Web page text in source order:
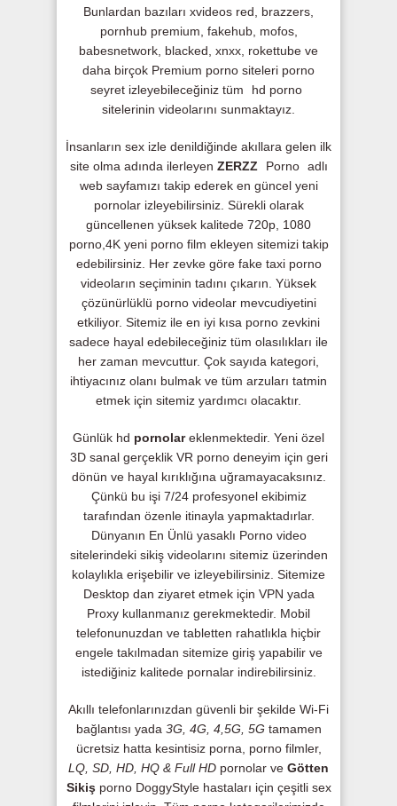
Bunlardan bazıları xvideos red, brazzers,
pornhub premium, fakehub, mofos,
babesnetwork, blacked, xnxx, rokettube ve
daha birçok Premium porno siteleri porno
seyret izleyebileceğiniz tüm
hd porno
sitelerinin videolarını sunmaktayız.
İnsanların sex izle denildiğinde akıllara gelen ilk
site olma adında ilerleyen ZERZZ Porno adlı
web sayfamızı takip ederek en güncel yeni
pornolar izleyebilirsiniz. Sürekli olarak
güncellenen yüksek kalitede 720p, 1080
porno,4K yeni porno film ekleyen sitemizi takip
edebilirsiniz. Her zevke göre fake taxi porno
videoların seçiminin tadını çıkarın. Yüksek
çözünürlüklü porno videolar mevcudiyetini
etkiliyor. Sitemiz ile en iyi kısa porno zevkini
sadece hayal edebileceğiniz tüm olasılıkları ile
her zaman mevcuttur. Çok sayıda kategori,
ihtiyacınız olanı bulmak ve tüm arzuları tatmin
etmek için sitemiz yardımcı olacaktır.
Günlük hd pornolareklenmektedir. Yeni özel
3D sanal gerçeklik VR porno deneyim için geri
dönün ve hayal kırıklığına uğramayacaksınız.
Çünkü bu işi 7/24 profesyonel ekibimiz
tarafından özenle itinayla yapmaktadırlar.
Dünyanın En Ünlü yasaklı Porno video
sitelerindeki sikiş videolarını sitemiz üzerinden
kolaylıkla erişebilir ve izleyebilirsiniz. Sitemize
Desktop dan ziyaret etmek için VPN yada
Proxy kullanmanız gerekmektedir. Mobil
telefonunuzdan ve tabletten rahatlıkla hiçbir
engele takılmadan sitemize giriş yapabilir ve
istediğiniz kalitede pornalar indirebilirsiniz.
Akıllı telefonlarınızdan güvenli bir şekilde Wi-Fi
bağlantısı yada 3G, 4G, 4,5G, 5G tamamen
ücretsiz hatta kesintisiz porna, porno filmler,
LQ, SD, HD, HQ & Full HD pornolar ve Götten
Sikişporno DoggyStyle hastaları için çeşitli sex